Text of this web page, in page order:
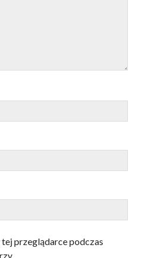
przeglądarce podczas